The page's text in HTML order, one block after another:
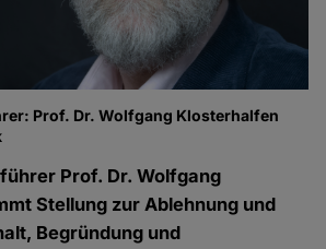
Prof. Dr. Wolfgang Klosterhalfen
Prof. Dr. Wolfgang
Stellung zur Ablehnung und
Begründung und